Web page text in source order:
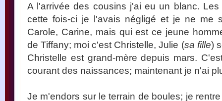
A l'arrivée des cousins j'ai eu un blanc.
cette fois-ci je l'avais négligé et je ne me
Carole, Carine, mais qui est ce jeune
de Tiffany; moi c'est Christelle, Julie (sa fille)
Christelle est grand-mère depuis mars.
courant des naissances; maintenant je n'ai
Je m'endors sur le terrain de boules; je